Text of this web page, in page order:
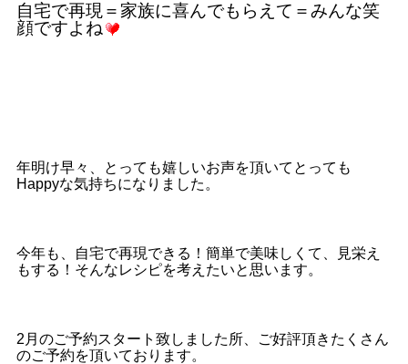
自宅で再現＝家族に喜んでもらえて＝みんな笑
顔ですよね
年明け早々、とっても嬉しいお声を頂いてとっても
Happyな気持ちになりました。
今年も、自宅で再現できる！簡単で美味しくて、見栄え
もする！そんなレシピを考えたいと思います。
2月のご予約スタート致しました所、ご好評頂きたくさん
のご予約を頂いております。